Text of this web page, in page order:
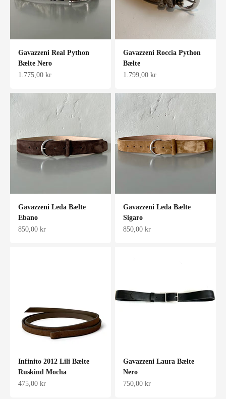
Gavazzeni Real Python
Bælte Nero
Salgspris
1.775,00 kr
Gavazzeni Roccia Python
Bælte
Salgspris
1.799,00 kr
Gavazzeni Leda Bælte
Ebano
Salgspris
850,00 kr
Gavazzeni Leda Bælte
Sigaro
Salgspris
850,00 kr
Infinito 2012 Lili Bælte
Ruskind Mocha
Salgspris
475,00 kr
Gavazzeni Laura Bælte
Nero
Salgspris
750,00 kr